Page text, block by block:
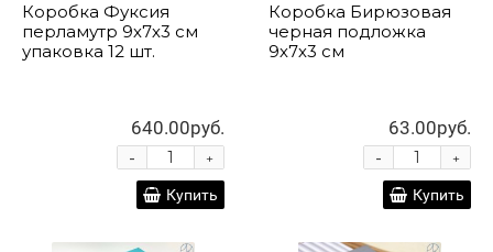
Коробка Фуксия
перламутр 9х7х3 см
упаковка 12 шт.
640.00руб.
+
-
Купить
Коробка Бирюзовая
черная подложка
9х7х3 см
63.00руб.
+
-
Купить